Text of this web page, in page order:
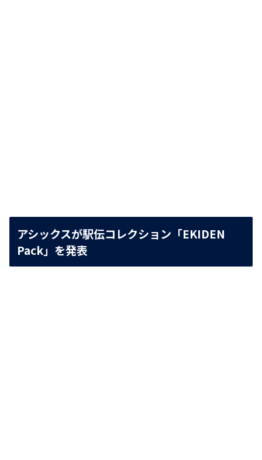
アシックスが駅伝コレクション「EKIDEN
Pack」を発表